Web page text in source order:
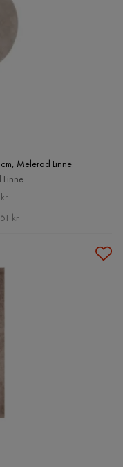
Melerad Linne
kr